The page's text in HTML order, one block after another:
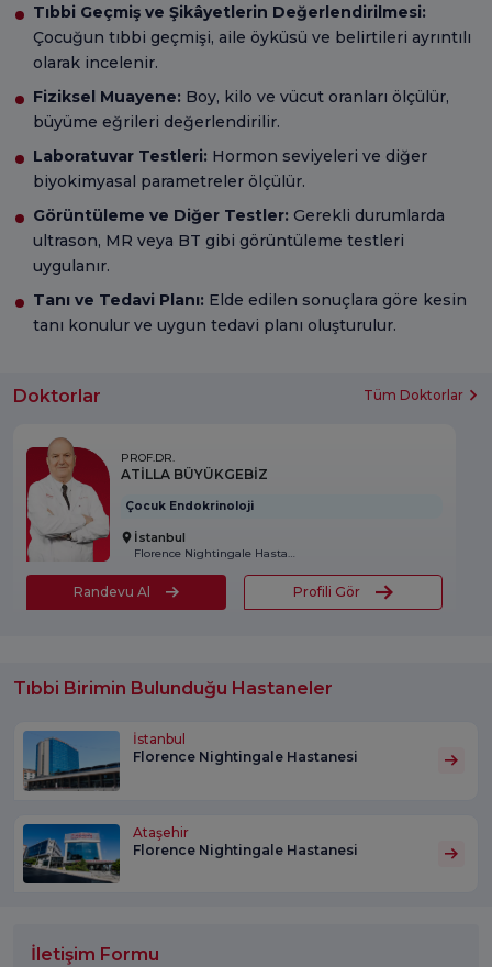
Tıbbi Geçmiş ve Şikâyetlerin Değerlendirilmesi:
Çocuğun tıbbi geçmişi, aile öyküsü ve belirtileri ayrıntılı
olarak incelenir.
Fiziksel Muayene: Boy, kilo ve vücut oranları ölçülür,
büyüme eğrileri değerlendirilir.
Laboratuvar Testleri: Hormon seviyeleri ve diğer
biyokimyasal parametreler ölçülür.
Görüntüleme ve Diğer Testler: Gerekli durumlarda
ultrason, MR veya BT gibi görüntüleme testleri
uygulanır.
Tanı ve Tedavi Planı: Elde edilen sonuçlara göre kesin
tanı konulur ve uygun tedavi planı oluşturulur.
Doktorlar Tüm Doktorlar
PROF.DR.
ATİLLA BÜYÜKGEBİZ
Çocuk Endokrinoloji
İstanbul
Florence Nightingale Hastanesi
Randevu Al Profili Gör
Tıbbi Birimin Bulunduğu Hastaneler
İstanbul
Florence Nightingale Hastanesi
Ataşehir
Florence Nightingale Hastanesi
İletişim Formu